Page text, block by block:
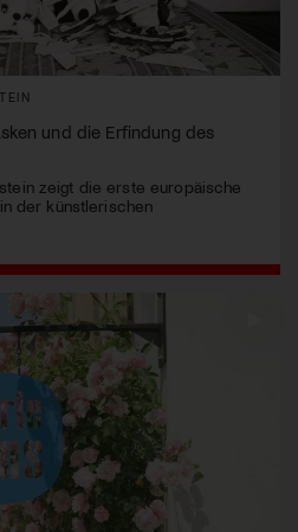
und die Erfindung des
zeigt die erste europäische
der künstlerischen